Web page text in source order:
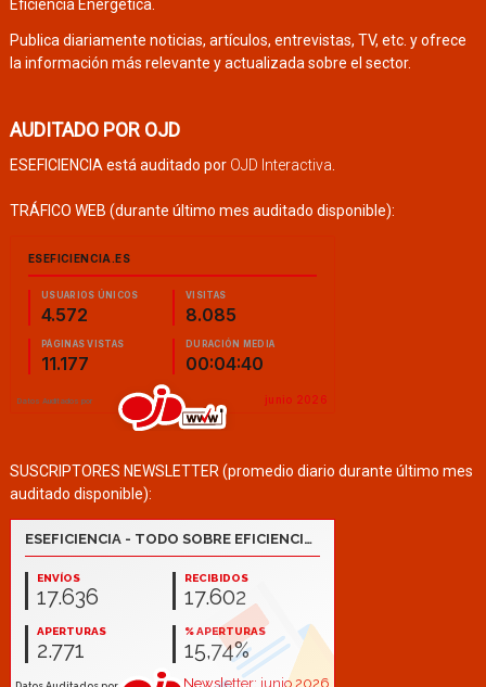
Eficiencia Energética.
Publica diariamente noticias, artículos, entrevistas, TV, etc. y ofrece
la información más relevante y actualizada sobre el sector.
AUDITADO POR OJD
ESEFICIENCIA está auditado por OJD Interactiva
TRÁFICO WEB (durante último mes auditado disponible):
SUSCRIPTORES NEWSLETTER (promedio diario durante último mes
auditado disponible):